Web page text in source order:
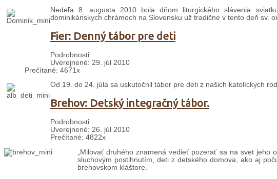
Nedeľa 8. augusta 2010 bola dňom liturgického slávenia
dominikánskych chrámoch na Slovensku už tradične v tento deň sv.
Fier: Denný tábor pre deti
Podrobnosti
Uverejnené: 29. júl 2010
Prečítané: 4671x
Od 19. do 24. júla sa uskutočnil tábor pre deti z našich katolíckych
Brehov: Detský integračný tábor.
Podrobnosti
Uverejnené: 26. júl 2010
Prečítané: 4822x
„Milovať druhého znamená vedieť pozerať sa na svet
sluchovým postihnutím, deti z detského domova, ako aj
brehovskom kláštore.